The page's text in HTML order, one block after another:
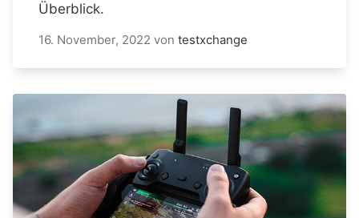
Überblick.
16. November, 2022 von testxchange